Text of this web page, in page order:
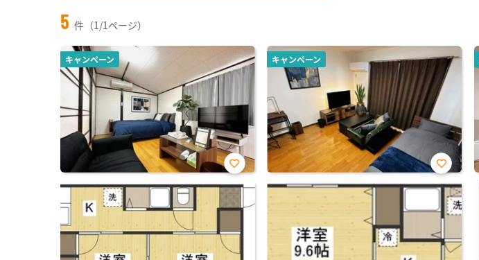
5 件（1/1ページ）
キャンペーン
お気
に入
り登
録
キャンペーン
お気
に入
り登
録